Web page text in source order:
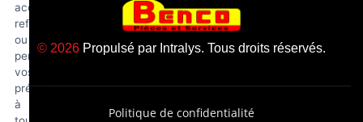
© 2026 Propulsé par Intralys. Tous droits réservés.
Politique de confidentialité
accepter,
refuser
ou
personnaliser
vos
préférences
à